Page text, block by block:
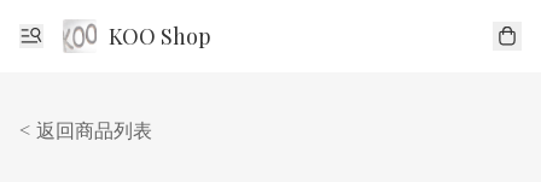
KOO Shop
< 返回商品列表